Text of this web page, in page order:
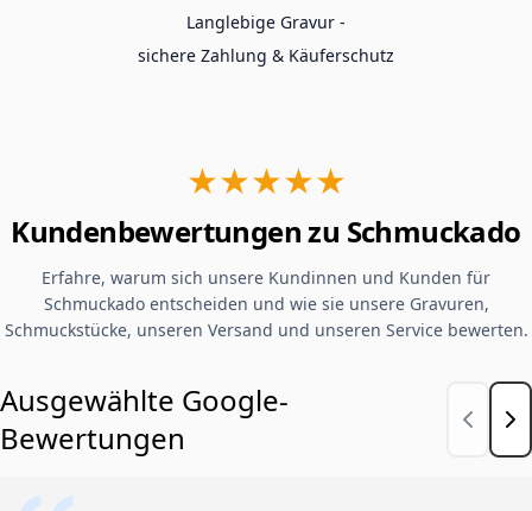
Langlebige Gravur -
sichere Zahlung & Käuferschutz
★★★★★
Kundenbewertungen zu Schmuckado
Erfahre, warum sich unsere Kundinnen und Kunden für
Schmuckado entscheiden und wie sie unsere Gravuren,
Schmuckstücke, unseren Versand und unseren Service bewerten.
Ausgewählte Google-
Bewertungen